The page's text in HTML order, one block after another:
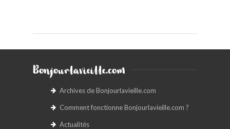
Bonjourlavieille.com
Archives de Bonjourlavieille.com
Comment fonctionne Bonjourlavieille.com ?
Actualités